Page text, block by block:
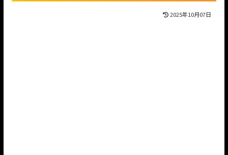
2025年10月07日